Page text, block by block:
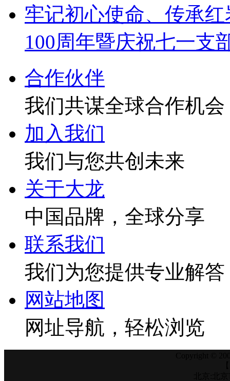
牢记初心使命、传承
100周年暨庆祝七一支
合作伙伴
我们共谋全球合作机会
加入我们
我们与您共创未来
关于大龙
中国品牌，全球分享
联系我们
我们为您提供专业解答
网站地图
网址导航，轻松浏览